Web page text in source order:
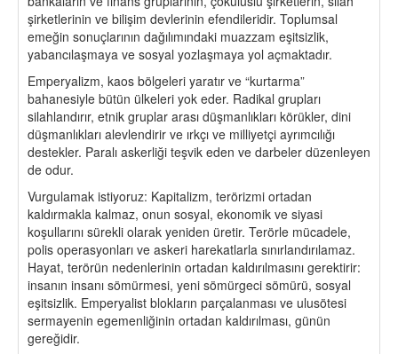
şirketlerinin ve bilişim devlerinin efendileridir. Toplumsal
emeğin sonuçlarının dağılımındaki muazzam eşitsizlik,
yabancılaşmaya ve sosyal yozlaşmaya yol açmaktadır.
Emperyalizm, kaos bölgeleri yaratır ve “kurtarma”
bahanesiyle bütün ülkeleri yok eder. Radikal grupları
silahlandırır, etnik gruplar arası düşmanlıkları körükler, dini
düşmanlıkları alevlendirir ve ırkçı ve milliyetçi ayrımcılığı
destekler. Paralı askerliği teşvik eden ve darbeler düzenleyen
de odur.
Vurgulamak istiyoruz: Kapitalizm, terörizmi ortadan
kaldırmakla kalmaz, onun sosyal, ekonomik ve siyasi
koşullarını sürekli olarak yeniden üretir. Terörle mücadele,
polis operasyonları ve askeri harekatlarla sınırlandırılamaz.
Hayat, terörün nedenlerinin ortadan kaldırılmasını gerektirir:
insanın insanı sömürmesi, yeni sömürgeci sömürü, sosyal
eşitsizlik. Emperyalist blokların parçalanması ve ulusötesi
sermayenin egemenliğinin ortadan kaldırılması, günün
gereğidir.